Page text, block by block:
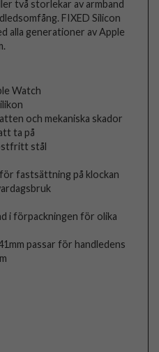
två storlekar av armband
FIXED Silicon
alla generationer av Apple
Watch
och mekaniska skador
ta på
stål
fastsättning på klockan
i förpackningen för olika
passar för handledens